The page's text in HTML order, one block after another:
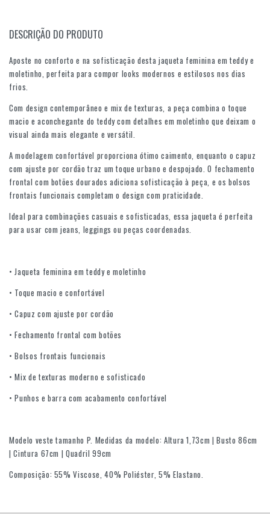
DESCRIÇÃO DO PRODUTO
Aposte no conforto e na sofisticação desta jaqueta feminina em teddy e
moletinho, perfeita para compor looks modernos e estilosos nos dias
frios.
Com design contemporâneo e mix de texturas, a peça combina o toque
macio e aconchegante do teddy com detalhes em moletinho que deixam o
visual ainda mais elegante e versátil.
A modelagem confortável proporciona ótimo caimento, enquanto o capuz
com ajuste por cordão traz um toque urbano e despojado. O fechamento
frontal com botões dourados adiciona sofisticação à peça, e os bolsos
frontais funcionais completam o design com praticidade.
Ideal para combinações casuais e sofisticadas, essa jaqueta é perfeita
para usar com jeans, leggings ou peças coordenadas.
• Jaqueta feminina em teddy e moletinho
• Toque macio e confortável
• Capuz com ajuste por cordão
• Fechamento frontal com botões
• Bolsos frontais funcionais
• Mix de texturas moderno e sofisticado
• Punhos e barra com acabamento confortável
Modelo veste tamanho P. Medidas da modelo: Altura 1,73cm | Busto 86cm
| Cintura 67cm | Quadril 99cm
Composição: 55% Viscose, 40% Poliéster, 5% Elastano.